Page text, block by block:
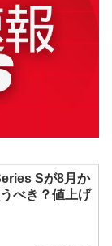
Sが8月か
べき？値上げ